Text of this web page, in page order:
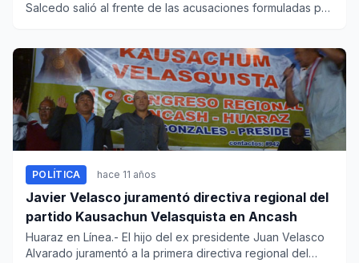
Salcedo salió al frente de las acusaciones formuladas por
POLÍTICA hace 11 años
Javier Velasco juramentó directiva regional del
partido Kausachun Velasquista en Ancash
Huaraz en Línea.- El hijo del ex presidente Juan Velasco
Alvarado juramentó a la primera directiva regional del